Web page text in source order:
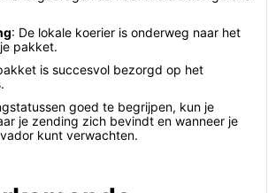
: De lokale koerier is onderweg naar het
pakket.
is succesvol bezorgd op het
goed te begrijpen, kun je
je zending zich bevindt en wanneer je
kunt verwachten.